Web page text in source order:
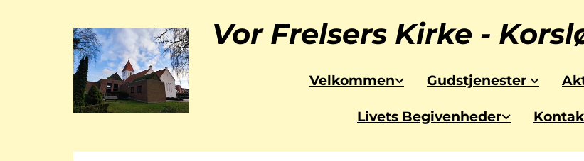
Vor Frelsers Kirke -
Velkommen Gudstjenester
Livets Begivenheder